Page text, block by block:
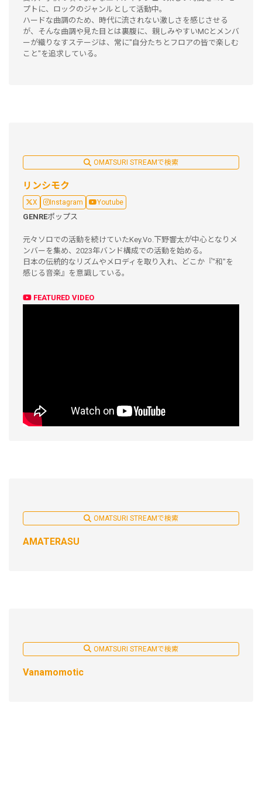
プトに、ロックのジャンルとして活動中。
ハードな曲調のため、時代に流されない激しさを感じさせる
が、そんな曲調や見た目とは裏腹に、親しみやすいMCとメンバ
ーが織りなすステージは、常に"自分たちとフロアの皆で楽しむ
こと"を追求している。
OMATSURI STREAMで検索
リンシモク
X Instagram Youtube
GENREポップス
元々ソロでの活動を続けていたKey.Vo.下野響太が中心となりメ
ンバーを集め、2023年バンド構成での活動を始める。
日本の伝統的なリズムやメロディを取り入れ、どこか『"和"を
感じる音楽』を意識している。
FEATURED VIDEO
OMATSURI STREAMで検索
AMATERASU
OMATSURI STREAMで検索
Vanamomotic